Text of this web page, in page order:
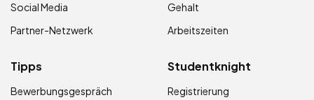
Social Media
Partner-Netzwerk
Gehalt
Arbeitszeiten
Tipps
Bewerbungsgespräch
Studentknight
Registrierung